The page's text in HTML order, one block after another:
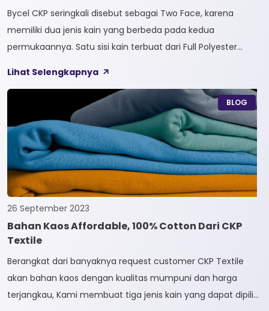
Bycel CKP seringkali disebut sebagai Two Face, karena
memiliki dua jenis kain yang berbeda pada kedua
permukaannya. Satu sisi kain terbuat dari Full Polyester
Bycel merupakan kain High-End karena bersifat Fungsional,
dapat digunakan sesuai kebutuhan customer. Selain itu,
kain Bycel juga diberi teknologi teranyar yakni pemberian
dua jenis […]
Lihat Selengkapnya
BLOG
26 September 2023
Bahan Kaos Affordable, 100% Cotton Dari CKP
Textile
Berangkat dari banyaknya request customer CKP Textile
akan bahan kaos dengan kualitas mumpuni dan harga
terjangkau, Kami membuat tiga jenis kain yang dapat dipilih